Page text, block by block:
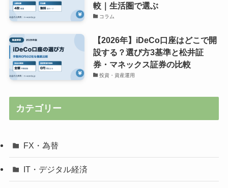
較｜生活圏で選ぶ
コラム
【2026年】iDeCo口座はどこで開
設する？選び方3基準と松井証
券・マネックス証券の比較
投資・資産運用
カテゴリー
FX・為替
IT・デジタル経済